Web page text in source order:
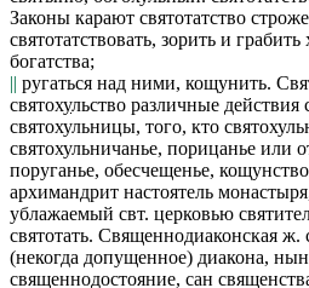
Законы карают святотатство
святотатствовать, зорить и
богатства;
|| ругаться над ними, кощунить.
святохульство различные действия
святохульницы, того, кто
святохульничанье, порицанье или
поруганье, обесчещенье,
архимандрит настоятель
ублажаемый свт. церковью
святотать. Священнодиаконская ж.
(некогда допущенное) диакона,
священнодостояние, сан